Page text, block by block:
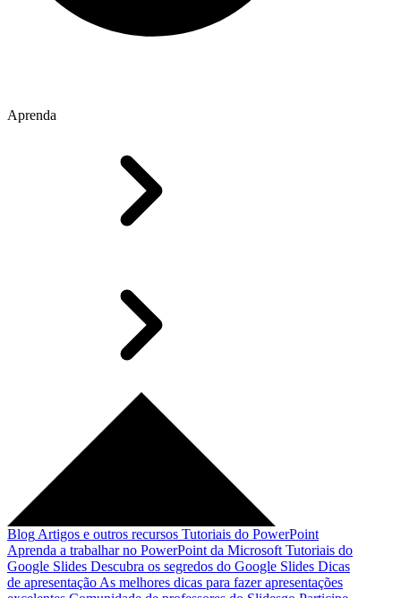
Aprenda
Blog Artigos e outros recursos Tutoriais do PowerPoint
Aprenda a trabalhar no PowerPoint da Microsoft Tutoriais do
Google Slides Descubra os segredos do Google Slides Dicas
de apresentação As melhores dicas para fazer apresentações